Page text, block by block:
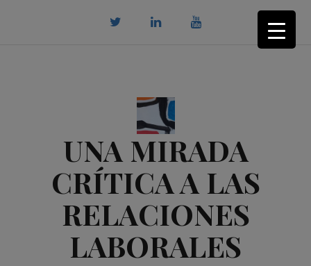
UNA MIRADA
CRÍTICA A LAS
RELACIONES
LABORALES